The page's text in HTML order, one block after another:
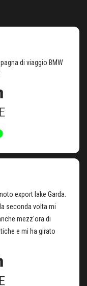
di viaggio BMW
export lake Garda.
seconda volta mi
mezz'ora di
e mi ha girato